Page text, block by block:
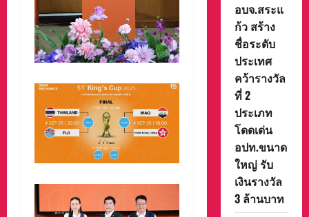
อบจ.สระแ
ก้ว สร้าง
ชื่อระดับ
ประเทศ
คว้ารางวัล
ที่ 2
ประเภท
โดดเด่น
อปท.ขนาด
ใหญ่ รับ
เงินรางวัล
3 ล้านบาท